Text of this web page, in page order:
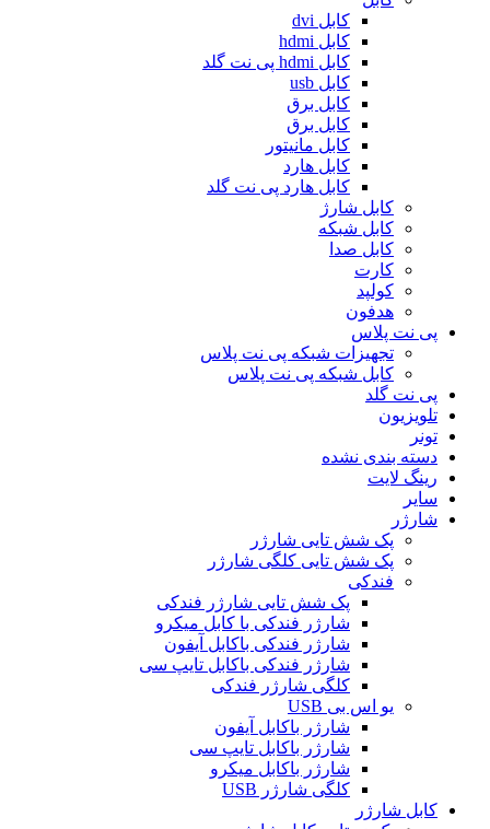
کابل dvi
کابل hdmi
کابل hdmi پی نت گلد
کابل usb
کابل برق
کابل برق
کابل مانیتور
کابل هارد
کابل هارد پی نت گلد
کابل شارژ
کابل شبکه
کابل صدا
کارت
کولپد
هدفون
پی نت پلاس
تجهیزات شبکه پی نت پلاس
کابل شبکه پی نت پلاس
پی نت گلد
تلویزیون
تونر
دسته بندی نشده
رینگ لایت
سایر
شارژر
پک شش تایی شارژر
پک شش تایی کلگی شارژر
فندکی
پک شش تایی شارژر فندکی
شارژر فندکی با کابل میکرو
شارژر فندکی باکابل آیفون
شارژر فندکی باکابل تایپ سی
کلگی شارژر فندکی
یو اس بی USB
شارژر باکابل آیفون
شارژر باکابل تایپ سی
شارژر باکابل میکرو
کلگی شارژر USB
کابل شارژر